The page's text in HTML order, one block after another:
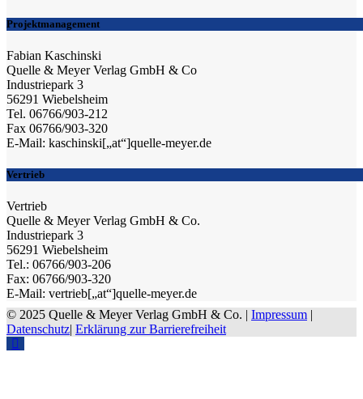
Projektmanagement
Fabian Kaschinski
Quelle & Meyer Verlag GmbH & Co
Industriepark 3
56291 Wiebelsheim
Tel. 06766/903-212
Fax 06766/903-320
E-Mail: kaschinski[„at“]quelle-meyer.de
Vertrieb
Vertrieb
Quelle & Meyer Verlag GmbH & Co.
Industriepark 3
56291 Wiebelsheim
Tel.: 06766/903-206
Fax: 06766/903-320
E-Mail: vertrieb[„at“]quelle-meyer.de
© 2025 Quelle & Meyer Verlag GmbH & Co. | Impressum |
Datenschutz| Erklärung zur Barrierefreiheit